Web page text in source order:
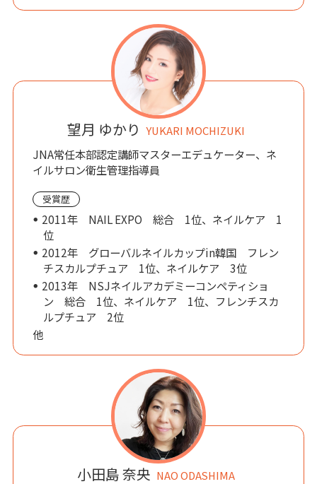
望月 ゆかり YUKARI MOCHIZUKI
JNA常任本部認定講師マスターエデュケーター、ネ
イルサロン衛生管理指導員
受賞歴
2011年 NAIL EXPO 総合 1位、ネイルケア 1
位
2012年 グローバルネイルカップin韓国 フレン
チスカルプチュア 1位、ネイルケア 3位
2013年 NSJネイルアカデミーコンペティショ
ン 総合 1位、ネイルケア 1位、フレンチスカ
ルプチュア 2位
他
小田島 奈央 NAO ODASHIMA